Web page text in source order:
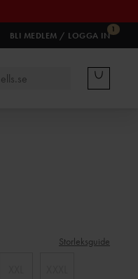
1
BLI MEDLEM / LOGGA IN
Storleksguide